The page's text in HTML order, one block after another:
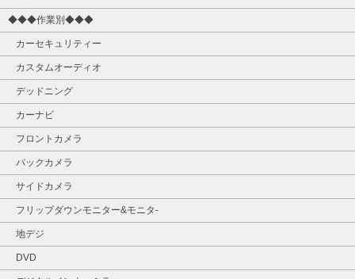
◆◆◆作業別◆◆◆
カーセキュリティー
カスタムオーディオ
デッドニング
カーナビ
フロントカメラ
バックカメラ
サイドカメラ
フリップダウンモニター&モニタ‐
地デジ
DVD